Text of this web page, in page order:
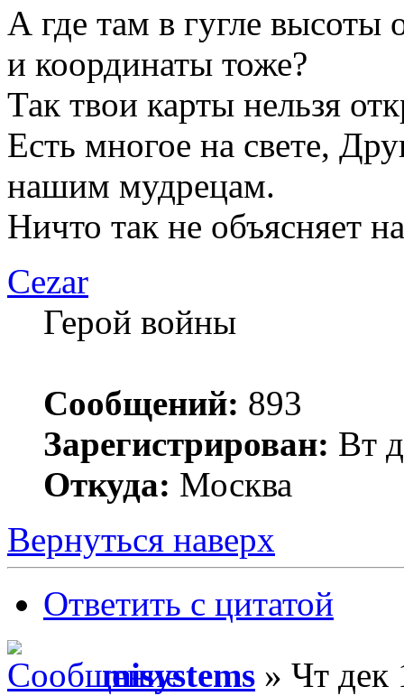
А где там в гугле высоты
и координаты тоже?
Так твои карты нельзя
Есть многое на свете,
нашим мудрецам.
Ничто так не объясняет
Cezar
Герой войны
Сообщений: 893
Зарегистрирован: Вт
Откуда: Москва
Вернуться наверх
Ответить с цитатой
misystems » Чт дек